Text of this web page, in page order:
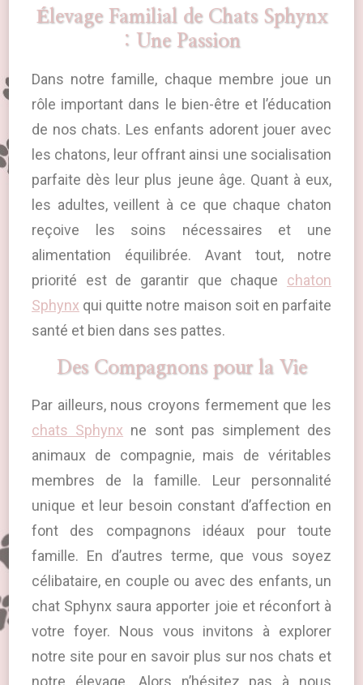
Élevage Familial de Chats Sphynx
: Une Passion
Dans notre famille, chaque membre joue un
rôle important dans le bien-être et l’éducation
de nos chats. Les enfants adorent jouer avec
les chatons, leur offrant ainsi une socialisation
parfaite dès leur plus jeune âge. Quant à eux,
es adultes, veillent à ce que chaque chaton
reçoive les soins nécessaires et une
alimentation équilibrée. Avant tout, notre
priorité est de garantir que chaque chaton
Sphynx qui quitte notre maison soit en parfaite
santé et bien dans ses pattes.
Des Compagnons pour la Vie
Par ailleurs, nous croyons fermement que les
chats Sphynx ne sont pas simplement des
animaux de compagnie, mais de véritables
membres de la famille. Leur personnalité
unique et leur besoin constant d’affection en
font des compagnons idéaux pour toute
famille. En d’autres terme, que vous soyez
célibataire, en couple ou avec des enfants, un
chat Sphynx saura apporter joie et réconfort à
votre foyer. Nous vous invitons à explorer
notre site pour en savoir plus sur nos chats et
notre élevage. Alors n’hésitez pas à nous